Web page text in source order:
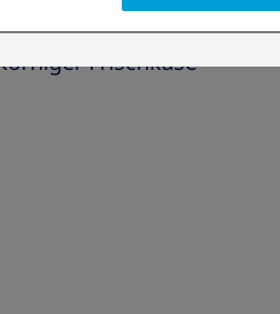
Frischkäse